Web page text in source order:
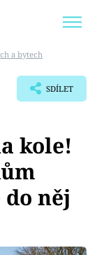
a bytech
SDÍLET
kole!
do něj